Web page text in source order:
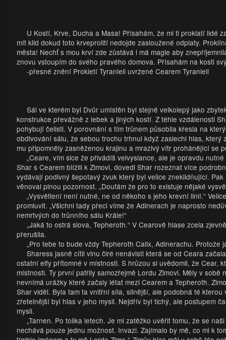
U Kostí, Krve, Ducha a Masa! Přísahám, že mi ti proklatí lidé
mít klid dokud toto krveprolití nedojde zasloužené odplaty.
města! Nechť s mou krví zde zůstává i má magie aby
znovu vstoupím do svého pravého domova. Přísahám na kosti
-přesné znění Prokletí Tyraniell uvržené Cearem Tyraniell
Sál ve kterém byl Dvůr umístěn byl stejně velkolepý jako
konstrukce převážně z lebek a jiných kostí. Z téhle vzdálenosti
pohybují čelisti. V porovnání s tím trůnem působila křesla na
obdivování sálu, že sebou trochu trhnul když zaslechl hlas,
mu připomněly zasněženou krajinu a mrazivý vítr prohánějící se
„Ceare, vím sice že přivádíš velvyslance, ale je opravdu
Shar s Cearem blížili k Zimovi, dovedl Shar rozeznat více
vydávají podivný šepotavý zvuk který byl velice zneklidňující.
věnoval plnou pozornost. „Doufám že pro to existuje nějaké
„Vysvětlení není nutné, ne od někoho s jeho krevní linií.“
promluvit. „Všichni tady přeci víme že Adinerach je naprosto
nemrtvých do trůnního sálu Krále!“
„Jaká to ostrá slova, Tepheroth.“ V Cearově hlase zcela
přerušila.
„Pro tebe to bude vždy Tepheroth Calix, Adinerachu.
Sharess jasně cítil vlnu čiré nenávisti která se od Ceara
ostatní elfy přítomné v místnosti. S hrůzou si uvědomil, že Cear,
místnosti. Ty první patřily samozřejmě Lordu Zimovi. Měly v
nevnímá urážky které začaly létat mezi Cearem a Tepheroth.
Shar viděl. Byla tam ta vnitřní síla, silnější, ale podobná té
zřetelnější byl hlas v jeho mysli. Nejdřív byl tichý, ale postupem
mysli.
„Tarnen. Po tolika letech. Je mi zatěžko uvěřit tomu, že se
nechává pouze jednu možnost. Invazi. Zajímalo by mě, co mi k